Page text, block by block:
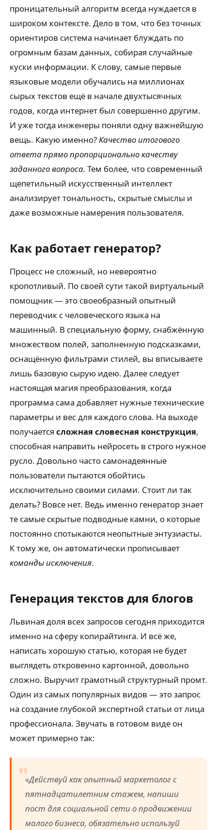
проницательный алгоритм всегда нуждается в
широком контексте. Дело в том, что без точных
ориентиров система начинает блуждать по
огромным базам данных, собирая случайные
куски информации. К слову, самые первые
языковые модели обучались на миллионах
сырых текстов ещё в начале двухтысячных
годов, когда интернет был совершенно другим.
И уже тогда инженеры поняли одну важнейшую
вещь. Какую именно?Качество итогового
ответа прямо пропорционально качеству
заданного вопроса. Тем более, что современный
щепетильный искусственный интеллект
анализирует тональность, скрытые смыслы и
даже возможные намерения пользователя.
Как работает генератор?
Процесс не сложный, но невероятно
кропотливый. По своей сути такой виртуальный
помощник — это своеобразный опытный
переводчик с человеческого языка на
машинный. В специальную форму, снабжённую
множеством полей, заполненную подсказками,
оснащённую фильтрами стилей, вы вписываете
лишь базовую сырую идею. Далее следует
настоящая магия преобразования, когда
программа сама добавляет нужные технические
параметры и вес для каждого слова. На выходе
получается сложная словесная конструкция,
способная направить нейросеть в строго нужное
русло. Довольно часто самонадеянные
пользователи пытаются обойтись
исключительно своими силами. Стоит ли так
делать? Вовсе нет. Ведь именно генератор знает
те самые скрытые подводные камни, о которые
постоянно спотыкаются неопытные энтузиасты.
К тому же, он автоматически прописывает
команды исключения.
Генерация текстов для блогов
Львиная доля всех запросов сегодня приходится
именно на сферу копирайтинга. И всё же,
написать хорошую статью, которая не будет
выглядеть откровенно картонной, довольно
сложно. Выручит грамотный структурный промт.
Один из самых популярных видов — это запрос
на создание глубокой экспертной статьи от лица
профессионала. Звучать в готовом виде он
может примерно так:
«Действуй как опытный маркетолог с
пятнадцатилетним стажем, напиши
пост для социальной сети о продвижении
малого бизнеса, обязательно используй